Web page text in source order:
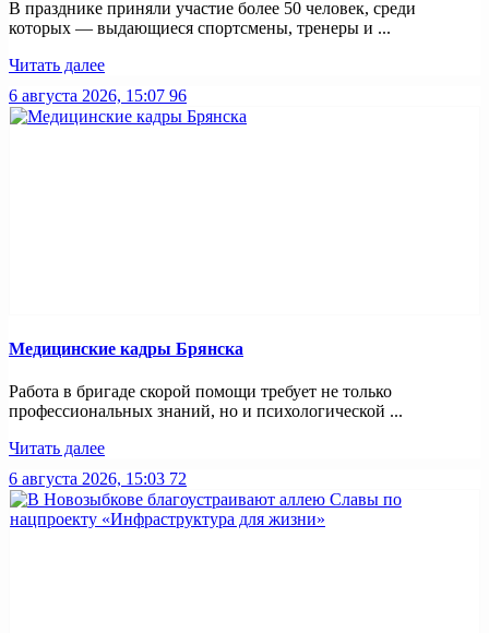
В празднике приняли участие более 50 человек, среди
которых — выдающиеся спортсмены, тренеры и ...
Читать далее
6 августа 2026, 15:07 96
Медицинские кадры Брянска
Работа в бригаде скорой помощи требует не только
профессиональных знаний, но и психологической ...
Читать далее
6 августа 2026, 15:03 72